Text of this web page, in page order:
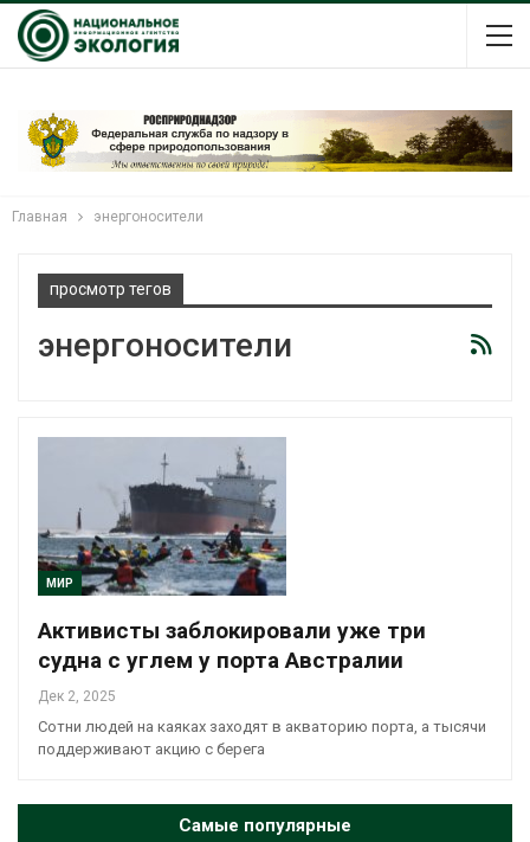
Главная энергоносители
просмотр тегов
энергоносители
МИР
Активисты заблокировали уже три
судна с углем у порта Австралии
Дек 2, 2025
Сотни людей на каяках заходят в акваторию порта, а тысячи
поддерживают акцию с берега
Самые популярные